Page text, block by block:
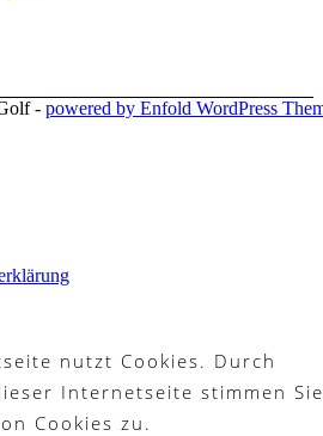
- powered by Enfold WordPress
nutzt Cookies. Durch
Internetseite stimmen
Cookies zu.